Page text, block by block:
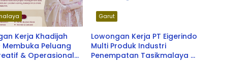
Kerja Khadijah
Membuka Peluang
& Operasional
Garut
Lowongan Kerja PT Eigerindo
Multi Produk Industri
Penempatan Tasikmalaya &